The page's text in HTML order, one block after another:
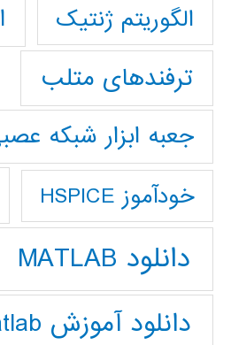
الگوریتم ژنتیک
ترفندهای متلب
جعبه ابزار شبکه
خودآموز HSPICE
دانلود MATLAB
دانلود آموزش Matlab